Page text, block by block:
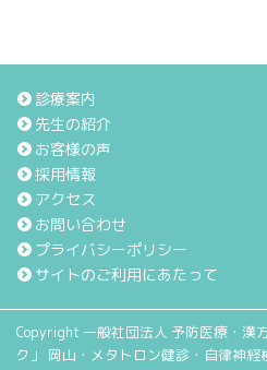
診療案内
先生の紹介
お客様の声
採用情報
アクセス
お問い合わせ
プライバシーポリシー
サイトのご利用にあたって
Copyright 一般社団法人 予防医療・漢
ク」 岡山・メタトロン健診・自律神